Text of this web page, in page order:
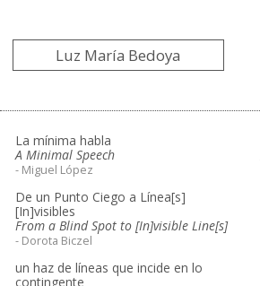
Luz María Bedoya
La mínima habla
A Minimal Speech
- Miguel López
De un Punto Ciego a Línea[s]
[In]visibles
From a Blind Spot to [In]visible Line[s]
- Dorota Biczel
un haz de líneas que incide en lo
contingente